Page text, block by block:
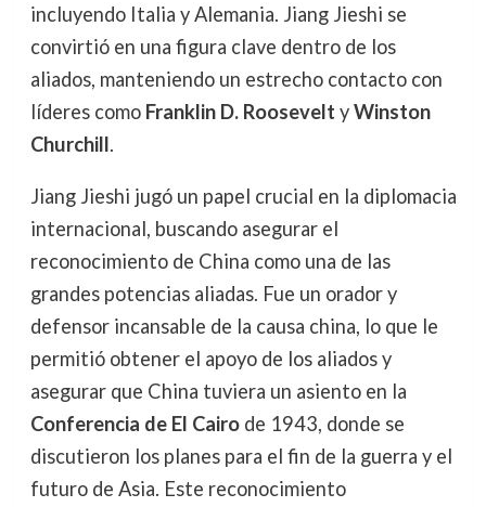
incluyendo Italia y Alemania. Jiang Jieshi se
convirtió en una figura clave dentro de los
aliados, manteniendo un estrecho contacto con
líderes como Franklin D. Roosevelt yWinston
Churchill.
Jiang Jieshi jugó un papel crucial en la diplomacia
internacional, buscando asegurar el
reconocimiento de China como una de las
grandes potencias aliadas. Fue un orador y
defensor incansable de la causa china, lo que le
permitió obtener el apoyo de los aliados y
asegurar que China tuviera un asiento en la
Conferencia de El Cairode 1943, donde se
discutieron los planes para el fin de la guerra y el
futuro de Asia. Este reconocimiento